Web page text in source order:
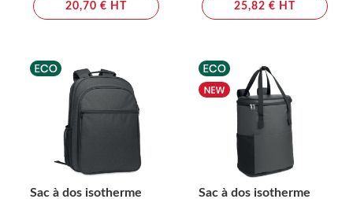
20,70 € HT 25,82 € HT
Sac à dos isotherme
Sac à dos isotherme